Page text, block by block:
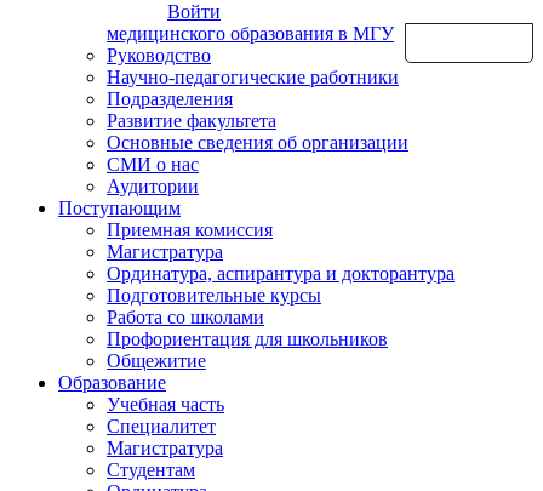
Войти
медицинского образования в МГУ
Руководство
Научно-педагогические работники
Подразделения
Развитие факультета
Основные сведения об организации
СМИ о нас
Аудитории
Поступающим
Приемная комиссия
Магистратура
Ординатура, аспирантура и докторантура
Подготовительные курсы
Работа со школами
Профориентация для школьников
Общежитие
Образование
Учебная часть
Специалитет
Магистратура
Студентам